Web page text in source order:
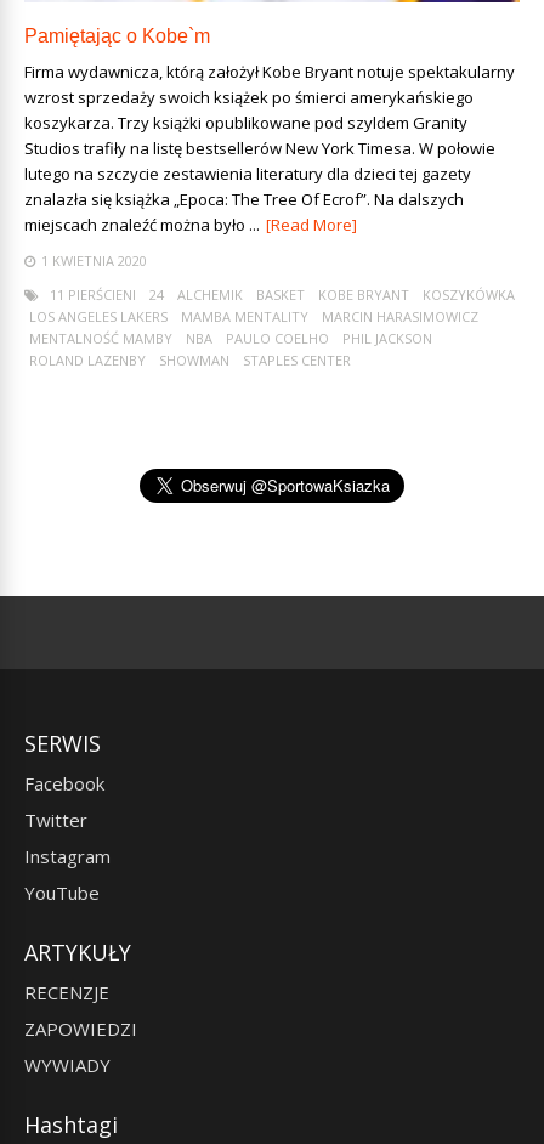
Pamiętając o Kobe`m
Firma wydawnicza, którą założył Kobe Bryant notuje spektakularny
wzrost sprzedaży swoich książek po śmierci amerykańskiego
koszykarza. Trzy książki opublikowane pod szyldem Granity
Studios trafiły na listę bestsellerów New York Timesa. W połowie
lutego na szczycie zestawienia literatury dla dzieci tej gazety
znalazła się książka „Epoca: The Tree Of Ecrof”. Na dalszych
miejscach znaleźć można było ... [Read More]
1 KWIETNIA 2020
11 PIERŚCIENI
24 ALCHEMIK BASKET KOBE BRYANT
KOSZYKÓWKA
LOS ANGELES LAKERS
MAMBA MENTALITY
MARCIN HARASIMOWICZ
MENTALNOŚĆ MAMBY
NBA PAULO COELHO
PHIL JACKSON
ROLAND LAZENBY
SHOWMAN STAPLES CENTER
SERWIS
Facebook
Twitter
Instagram
YouTube
ARTYKUŁY
RECENZJE
ZAPOWIEDZI
WYWIADY
Hashtagi